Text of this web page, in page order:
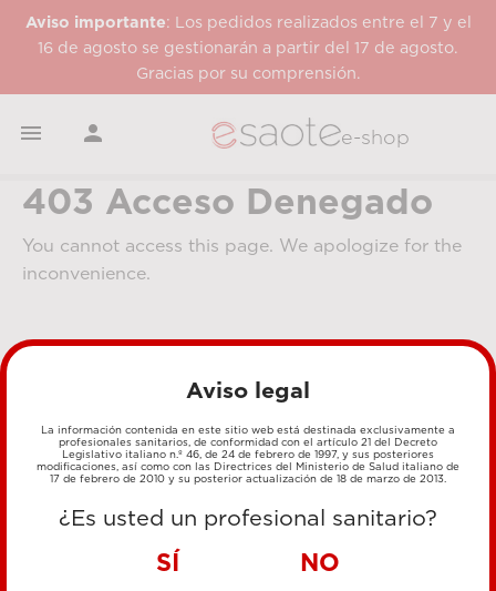
Aviso importante: Los pedidos realizados entre el 7 y el
16 de agosto se gestionarán a partir del 17 de agosto.
Gracias por su comprensión.
  e-shop
403 Acceso Denegado
You cannot access this page. We apologize for the
inconvenience.
MÉTODOS DE PAGO
TRANSFERENCIA BANCARIA
Aviso legal
La información contenida en este sitio web está destinada exclusivamente a
profesionales sanitarios, de conformidad con el artículo 21 del Decreto
Legislativo italiano n.º 46, de 24 de febrero de 1997, y sus posteriores
modificaciones, así como con las Directrices del Ministerio de Salud italiano de
17 de febrero de 2010 y su posterior actualización de 18 de marzo de 2013.
¿Es usted un profesional sanitario?
SÍ NO